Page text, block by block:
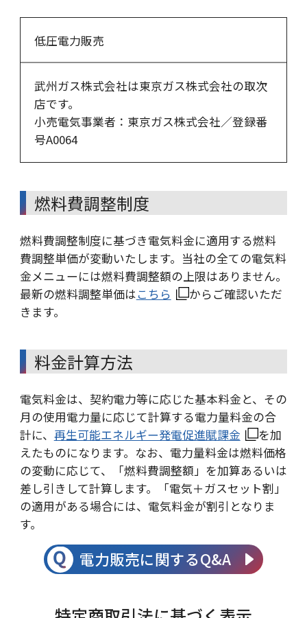
低圧電力販売
武州ガス株式会社は東京ガス株式会社の取次
店です。
小売電気事業者：東京ガス株式会社／登録番
号A0064
燃料費調整制度
燃料費調整制度に基づき電気料金に適用する燃料
費調整単価が変動いたします。当社の全ての電気料
金メニューには燃料費調整額の上限はありません。
最新の燃料調整単価はこちら
からご確認いただ
きます。
料金計算方法
電気料金は、契約電力等に応じた基本料金と、その
月の使用電力量に応じて計算する電力量料金の合
計に、 再生可能エネルギー発電促進賦課金
を加
えたものになります。なお、電力量料金は燃料価格
の変動に応じて、「燃料費調整額」を加算あるいは
差し引きして計算します。「電気＋ガスセット割」
の適用がある場合には、電気料金が割引となりま
す。
電力販売に関するQ&A